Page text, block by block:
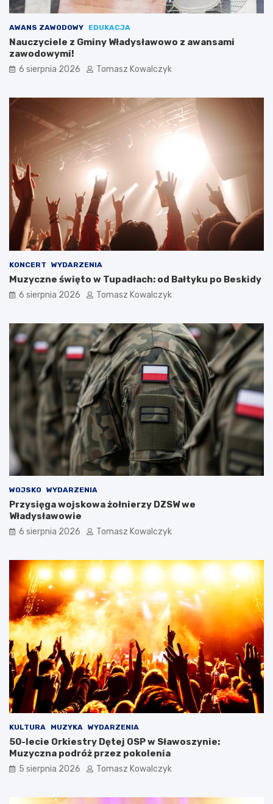
AWANS ZAWODOWY EDUKACJA
Nauczyciele z Gminy Władysławowo z awansami
zawodowymi!
6 sierpnia 2026 Tomasz Kowalczyk
KONCERT WYDARZENIA
Muzyczne święto w Tupadłach: od Bałtyku po Beskidy
6 sierpnia 2026 Tomasz Kowalczyk
WOJSKO WYDARZENIA
Przysięga wojskowa żołnierzy DZSW we
Władysławowie
6 sierpnia 2026 Tomasz Kowalczyk
KULTURA MUZYKA WYDARZENIA
50-lecie Orkiestry Dętej OSP w Sławoszynie:
Muzyczna podróż przez pokolenia
5 sierpnia 2026 Tomasz Kowalczyk